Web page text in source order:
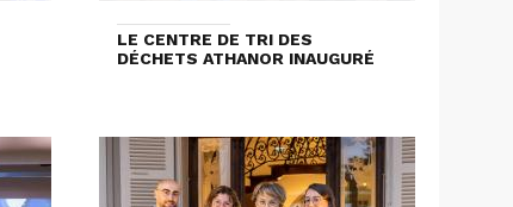
LE CENTRE DE TRI DES
DÉCHETS ATHANOR INAUGURÉ